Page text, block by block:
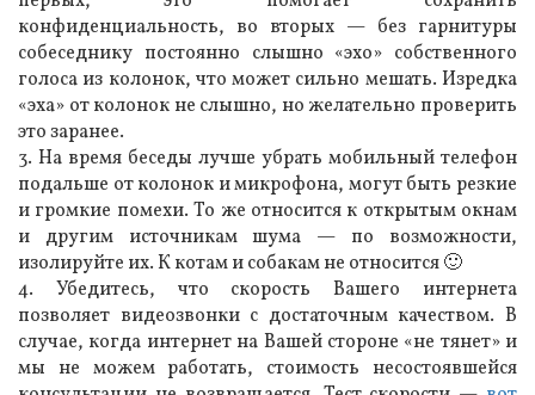
конфиденциальность, во вторых — без гарнитуры
собеседнику постоянно слышно «эхо» собственного
голоса из колонок, что может сильно мешать. Изредка
«эха» от колонок не слышно, но желательно проверить
это заранее.
3. На время беседы лучше убрать мобильный телефон
подальше от колонок и микрофона, могут быть резкие
и громкие помехи. То же относится к открытым окнам
и другим источникам шума — по возможности,
изолируйте их. К котам и собакам не относится 🙂
4. Убедитесь, что скорость Вашего интернета
позволяет видеозвонки с достаточным качеством. В
случае, когда интернет на Вашей стороне «не тянет» и
мы не можем работать, стоимость несостоявшейся